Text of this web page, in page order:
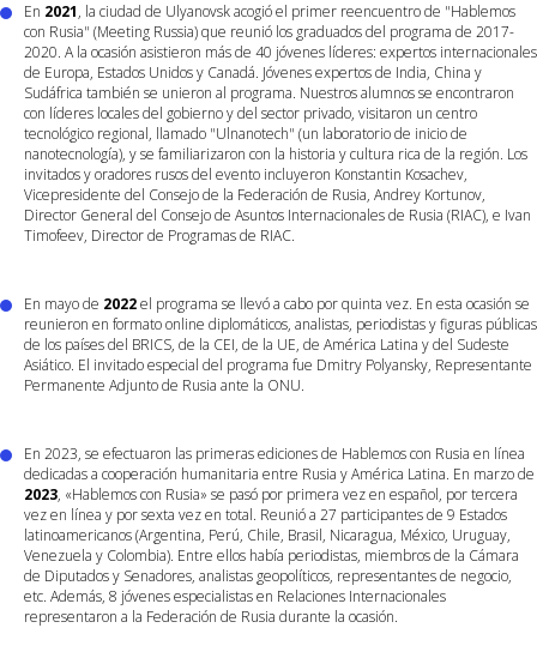
En 2021, la ciudad de Ulyanovsk acogió el primer reencuentro de "Hablemos
con Rusia" (Meeting Russia) que reunió los graduados del programa de 2017-
2020. A la ocasión asistieron más de 40 jóvenes líderes: expertos internacionales
de Europa, Estados Unidos y Canadá. Jóvenes expertos de India, China y
Sudáfrica también se unieron al programa. Nuestros alumnos se encontraron
con líderes locales del gobierno y del sector privado, visitaron un centro
tecnológico regional, llamado "Ulnanotech" (un laboratorio de inicio de
nanotecnología), y se familiarizaron con la historia y cultura rica de la región. Los
invitados y oradores rusos del evento incluyeron Konstantin Kosachev,
Vicepresidente del Consejo de la Federación de Rusia, Andrey Kortunov,
Director General del Consejo de Asuntos Internacionales de Rusia (RIAC), e Ivan
Timofeev, Director de Programas de RIAC.
En mayo de 2022el programa se llevó a cabo por quinta vez. En esta ocasión se
reunieron en formato online diplomáticos, analistas, periodistas y figuras públicas
de los países del BRICS, de la CEI, de la UE, de América Latina y del Sudeste
Asiático. El invitado especial del programa fue Dmitry Polyansky, Representante
Permanente Adjunto de Rusia ante la ONU.
En 2023, se efectuaron las primeras ediciones de Hablemos con Rusia en línea
dedicadas a cooperación humanitaria entre Rusia y América Latina. En marzo de
2023, «Hablemos con Rusia» se pasó por primera vez en español, por tercera
vez en línea y por sexta vez en total. Reunió a 27 participantes de 9 Estados
latinoamericanos (Argentina, Perú, Chile, Brasil, Nicaragua, México, Uruguay,
Venezuela y Colombia). Entre ellos había periodistas, miembros de la Cámara
de Diputados y Senadores, analistas geopolíticos, representantes de negocio,
etc. Además, 8 jóvenes especialistas en Relaciones Internacionales
representaron a la Federación de Rusia durante la ocasión.